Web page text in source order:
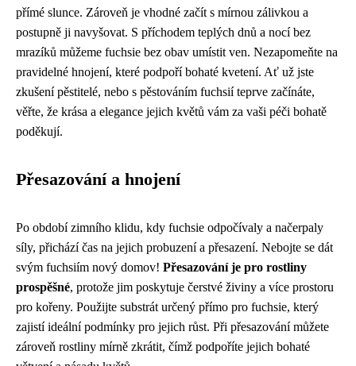
přímé slunce. Zároveň je vhodné začít s mírnou zálivkou a
postupně ji navyšovat. S příchodem teplých dnů a nocí bez
mrazíků můžeme fuchsie bez obav umístit ven. Nezapomeňte na
pravidelné hnojení, které podpoří bohaté kvetení. Ať už jste
zkušení pěstitelé, nebo s pěstováním fuchsií teprve začínáte,
věřte, že krása a elegance jejich květů vám za vaši péči bohatě
poděkují.
Přesazování a hnojení
Po období zimního klidu, kdy fuchsie odpočívaly a načerpaly
síly, přichází čas na jejich probuzení a přesazení. Nebojte se dát
svým fuchsiím nový domov! Přesazování je pro rostliny
prospěšné, protože jim poskytuje čerstvé živiny a více prostoru
pro kořeny. Použijte substrát určený přímo pro fuchsie, který
zajistí ideální podmínky pro jejich růst. Při přesazování můžete
zároveň rostliny mírně zkrátit, čímž podpoříte jejich bohaté